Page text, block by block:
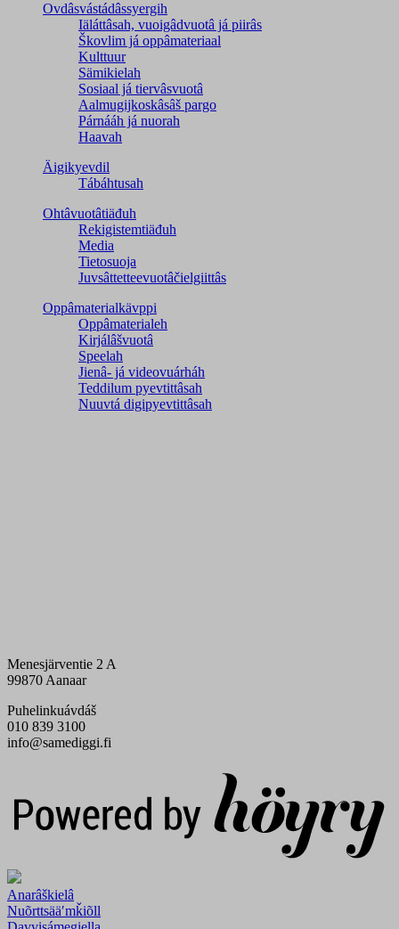
Ovdâsvástádâssyergih
Iäláttâsah, vuoigâdvuotâ já piirâs
Škovlim já oppâmateriaal
Kulttuur
Sämikielah
Sosiaal já tiervâsvuotâ
Aalmugijkoskâsâš pargo
Párnááh já nuorah
Haavah
Äigikyevdil
Tábáhtusah
Ohtâvuotâtiäđuh
Rekigistemtiäđuh
Media
Tietosuoja
Juvsâttetteevuotâčielgiittâs
Oppâmaterialkävppi
Oppâmaterialeh
Kirjálâšvuotâ
Speelah
Jienâ- já videovuárháh
Teddilum pyevtittâsah
Nuuvtá digipyevtittâsah
Menesjärventie 2 A
99870 Aanaar
Puhelinkuávdáš
010 839 3100
info@samediggi.fi
Anarâškielâ
Nuõrttsääʹmǩiõll